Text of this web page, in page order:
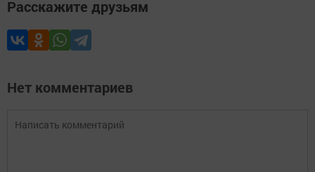
Расскажите друзьям
Нет комментариев